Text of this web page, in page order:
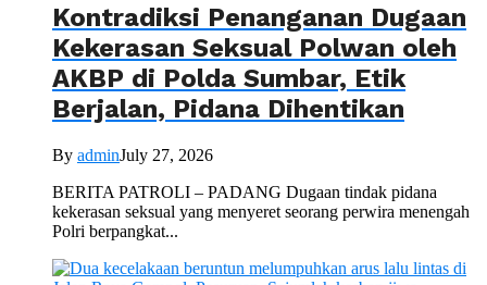
Kontradiksi Penanganan Dugaan
Kekerasan Seksual Polwan oleh
AKBP di Polda Sumbar, Etik
Berjalan, Pidana Dihentikan
By adminJuly 27, 2026
BERITA PATROLI – PADANG Dugaan tindak pidana
kekerasan seksual yang menyeret seorang perwira menengah
Polri berpangkat...